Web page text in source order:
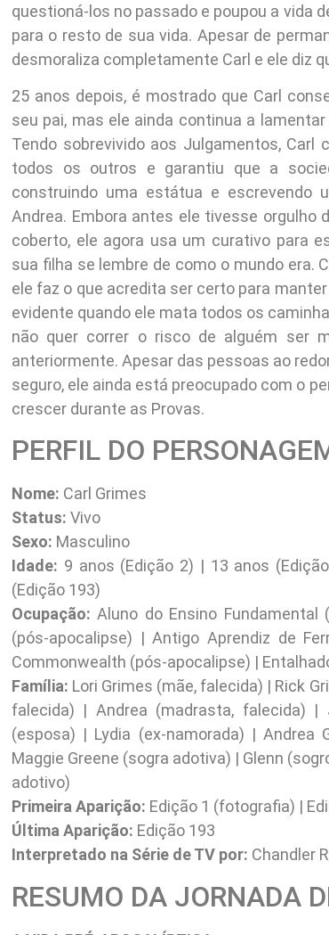
questioná-los no passado e poupou a vida
para o resto de sua vida. Apesar de
desmoraliza completamente Carl e ele diz
25 anos depois, é mostrado que Carl
seu pai, mas ele ainda continua a
Tendo sobrevivido aos Julgamentos, Carl
todos os outros e garantiu que a
construindo uma estátua e escrevendo
Andrea. Embora antes ele tivesse
coberto, ele agora usa um curativo para
sua filha se lembre de como o mundo era.
ele faz o que acredita ser certo para
evidente quando ele mata todos os
não quer correr o risco de alguém ser
anteriormente. Apesar das pessoas ao
seguro, ele ainda está preocupado com o
crescer durante as Provas.
PERFIL DO
Nome: Carl Grimes
Status: Vivo
Sexo: Masculino
Idade: 9 anos (Edição 2) | 13 anos
(Edição 193)
Ocupação: Aluno do Ensino Fundamental
(pós-apocalipse) | Antigo Aprendiz de
Commonwealth (pós-apocalipse) |
Família: Lori Grimes (mãe, falecida) | Rick
falecida) | Andrea (madrasta, falecida)
(esposa) | Lydia (ex-namorada) | Andrea
Maggie Greene (sogra adotiva) | Glenn
adotivo)
Primeira Aparição: Edição 1 (fotografia) |
Última Aparição: Edição 193
Interpretado na Série de TV por: Chandler
RESUMO DA JORNADA